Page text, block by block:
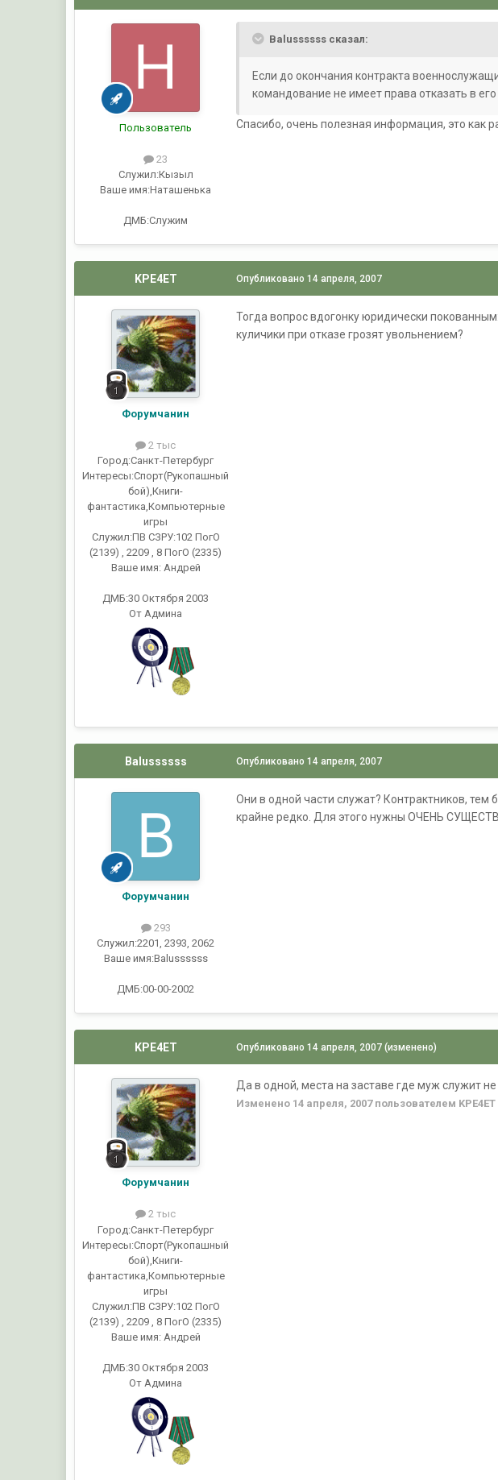
Пользователь
23
Служил:Кызыл
Ваше имя:Наташенька
ДМБ:Служим
Balussssss сказал:
Если до окончания контракта
командование не имеет права отказать в
Спасибо, очень полезная информация, это как
KPE4ET
Форумчанин
2 тыс
Город:Санкт-Петербург
Интересы:Спорт(Рукопашный
бой),Книги-
фантастика,Компьютерные
игры
Служил:ПВ СЗРУ:102 ПогО
(2139) , 2209 , 8 ПогО (2335)
Ваше имя:Андрей
ДМБ:30 Октября 2003
От Админа
Опубликовано14 апреля, 2007
Тогда вопрос вдогонку юридически
куличики при отказе грозят увольнением?
Balussssss
Форумчанин
293
Служил:2201, 2393, 2062
Ваше имя:Balussssss
ДМБ:00-00-2002
Опубликовано14 апреля, 2007
Они в одной части служат? Контрактников,
крайне редко. Для этого нужны ОЧЕНЬ
KPE4ET
Форумчанин
2 тыс
Город:Санкт-Петербург
Интересы:Спорт(Рукопашный
бой),Книги-
фантастика,Компьютерные
игры
Служил:ПВ СЗРУ:102 ПогО
(2139) , 2209 , 8 ПогО (2335)
Ваше имя:Андрей
ДМБ:30 Октября 2003
От Админа
Опубликовано14 апреля, 2007 (изменено)
Да в одной, места на заставе где муж служит
Изменено 14 апреля, 2007пользователем KPE4ET